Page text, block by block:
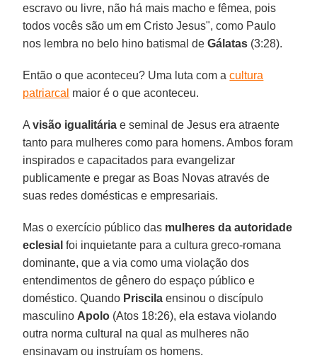
escravo ou livre, não há mais macho e fêmea, pois
todos vocês são um em Cristo Jesus", como Paulo
nos lembra no belo hino batismal deGálatas (3:28).
Então o que aconteceu? Uma luta com acultura
patriarcal maior é o que aconteceu.
Avisão igualitária e seminal de Jesus era atraente
tanto para mulheres como para homens. Ambos foram
inspirados e capacitados para evangelizar
publicamente e pregar as Boas Novas através de
suas redes domésticas e empresariais.
Mas o exercício público das mulheres da autoridade
eclesial foi inquietante para a cultura greco-romana
dominante, que a via como uma violação dos
entendimentos de gênero do espaço público e
doméstico. Quando Priscila ensinou o discípulo
masculino Apolo (Atos 18:26), ela estava violando
outra norma cultural na qual as mulheres não
ensinavam ou instruíam os homens.